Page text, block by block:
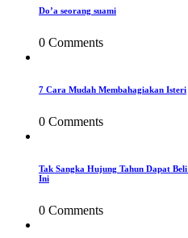
Do’a seorang suami
0 Comments
7 Cara Mudah Membahagiakan Isteri
0 Comments
Tak Sangka Hujung Tahun Dapat
Ini
0 Comments